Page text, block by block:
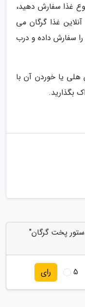
غذا سفارش دهید،
غذا گرگان می
را سفارش داده و درب
هلی یا خوردن آن با
بگذارید.
پخت گرگان"
5 رای